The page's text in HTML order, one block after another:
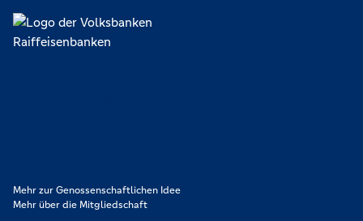
Mehr zur Genossenschaftlichen Idee
Mehr über die Mitgliedschaft